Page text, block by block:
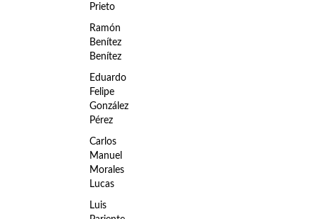
Prieto
Ramón
Benítez
Benítez
Eduardo
Felipe
González
Pérez
Carlos
Manuel
Morales
Lucas
Luis